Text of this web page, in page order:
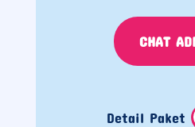
CHAT
Detail Paket